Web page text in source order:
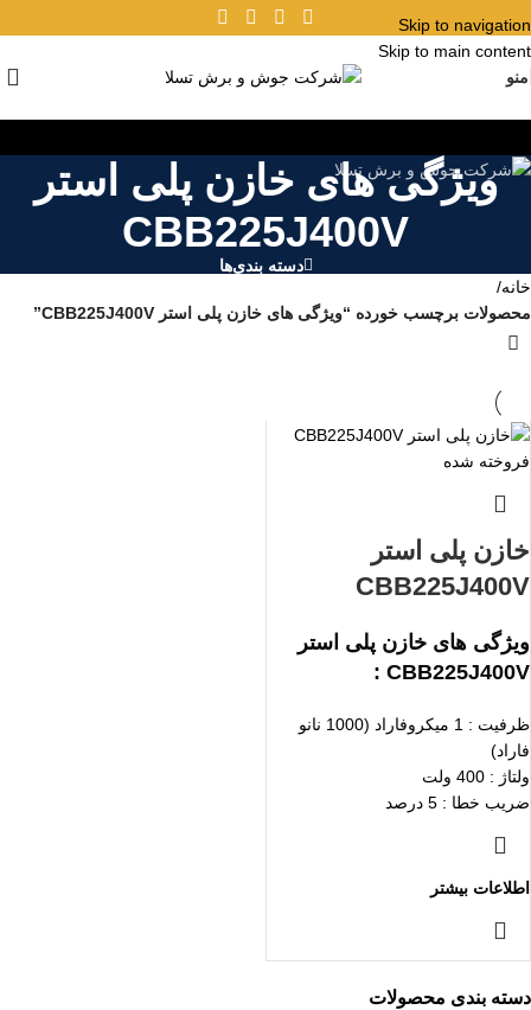
Skip to navigation
Skip to main content
منو
ویژگی های خازن پلی استر
CBB225J400V
دسته بندی‌ها
دسته بندی محصولات
خانه/
محصولات برچسب خورده “ویژگی های خازن پلی استر CBB225J400V”
فروخته شده
خازن پلی استر
CBB225J400V
ویژگی های خازن پلی استر
CBB225J400V :
ظرفیت : 1 میکروفاراد (1000 نانو
فاراد)
ولتاژ : 400 ولت
ضریب خطا : 5 درصد
اطلاعات بیشتر